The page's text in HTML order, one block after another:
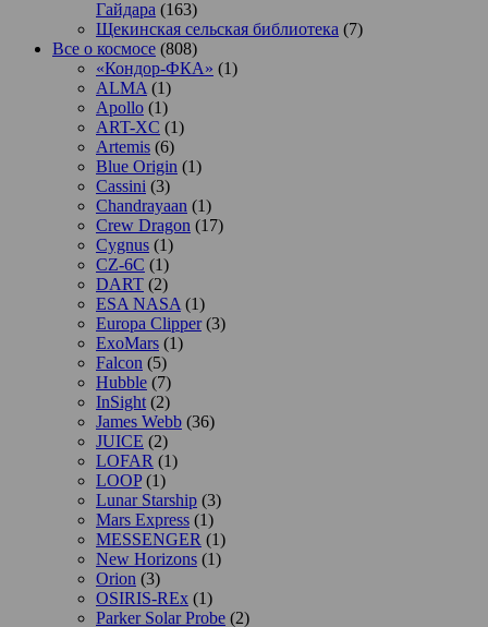
Гайдара (163)
Щекинская сельская библиотека (7)
Все о космосе (808)
«Кондор-ФКА» (1)
ALMA (1)
Apollo (1)
ART-XC (1)
Artemis (6)
Blue Origin (1)
Cassini (3)
Chandrayaan (1)
Crew Dragon (17)
Cygnus (1)
CZ-6C (1)
DART (2)
ESA NASA (1)
Europa Clipper(3)
ExoMars (1)
Falcon (5)
Hubble (7)
InSight (2)
James Webb (36)
JUICE (2)
LOFAR (1)
LOOP(1)
Lunar Starship (3)
Mars Express (1)
MESSENGER (1)
New Horizons (1)
Orion (3)
OSIRIS-REx (1)
Parker Solar Probe (2)